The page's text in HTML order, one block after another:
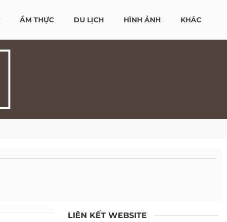
ẨM THỰC DU LỊCH HÌNH ẢNH KHÁC
LIÊN KẾT WEBSITE